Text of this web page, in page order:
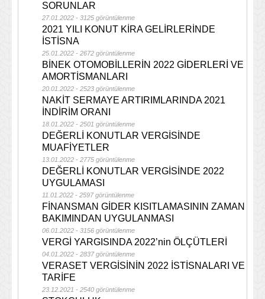
SORUNLAR
27.01.2022 - 3125 görüntülenme
2021 YILI KONUT KİRA GELİRLERİNDE
İSTİSNA
25.01.2022 - 2672 görüntülenme
BİNEK OTOMOBİLLERİN 2022 GİDERLERİ VE
AMORTİSMANLARI
20.01.2022 - 2523 görüntülenme
NAKİT SERMAYE ARTIRIMLARINDA 2021
İNDİRİM ORANI
18.01.2022 - 2501 görüntülenme
DEĞERLİ KONUTLAR VERGİSİNDE
MUAFİYETLER
13.01.2022 - 2775 görüntülenme
DEĞERLİ KONUTLAR VERGİSİNDE 2022
UYGULAMASI
11.01.2022 - 2597 görüntülenme
FİNANSMAN GİDER KISITLAMASININ ZAMAN
BAKIMINDAN UYGULANMASI
06.01.2022 - 3156 görüntülenme
VERGİ YARGISINDA 2022’nin ÖLÇÜTLERİ
04.01.2022 - 2837 görüntülenme
VERASET VERGİSİNİN 2022 İSTİSNALARI VE
TARİFE
23.12.2021 - 2540 görüntülenme